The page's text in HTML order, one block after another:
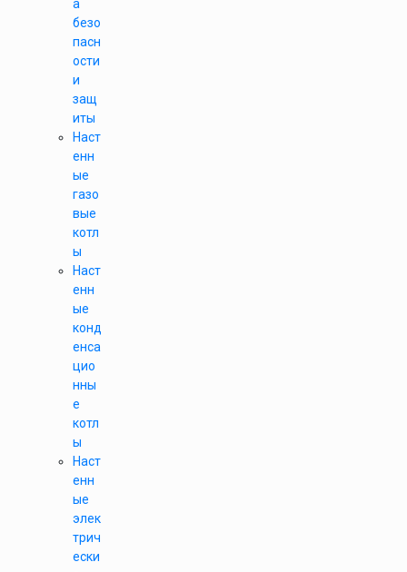
а
безо
пасн
ости
и
защ
иты
Наст
енн
ые
газо
вые
котл
ы
Наст
енн
ые
конд
енса
цио
нны
е
котл
ы
Наст
енн
ые
элек
трич
ески